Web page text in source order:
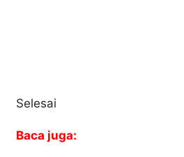
Selesai
Baca juga: